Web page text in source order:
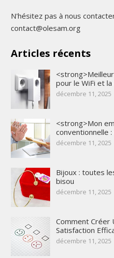
N'hésitez pas à nous
contact@olesam.org
Articles récents
pour le WiFi et
décembre 11, 2025
<strong>Mon
conventionnelle
décembre 11, 2025
Bijoux : toutes
bisou
décembre 11, 2025
Comment Créer
Satisfaction
décembre 11, 2025